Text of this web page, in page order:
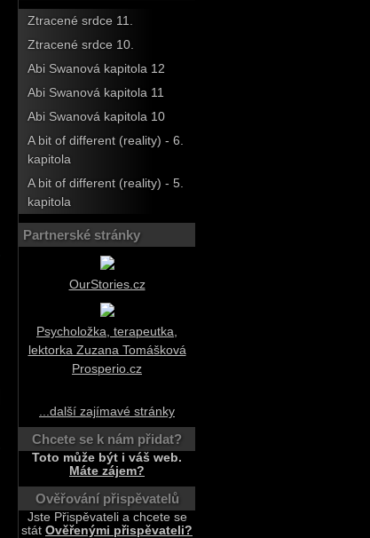
Ztracené srdce 11.
Ztracené srdce 10.
Abi Swanová kapitola 12
Abi Swanová kapitola 11
Abi Swanová kapitola 10
A bit of different (reality) - 6.
kapitola
A bit of different (reality) - 5.
kapitola
Partnerské stránky
OurStories.cz
Psycholožka, terapeutka,
lektorka Zuzana Tomášková
Prosperio.cz
...další zajímavé stránky
Chcete se k nám přidat?
Toto může být i váš web.
Máte zájem?
Ověřování přispěvatelů
Jste Přispěvateli a chcete se
stát Ověřenými přispěvateli?